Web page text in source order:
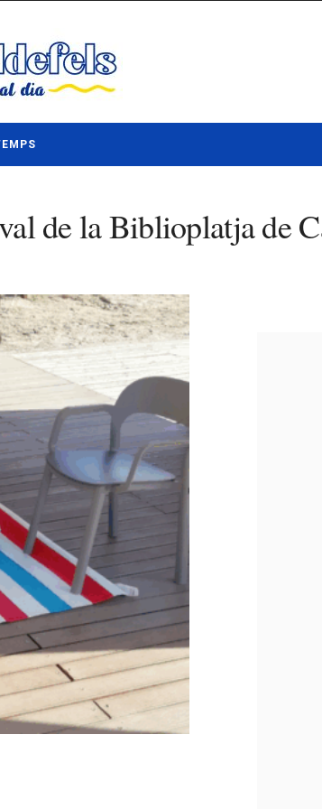
de la Biblioplatja de